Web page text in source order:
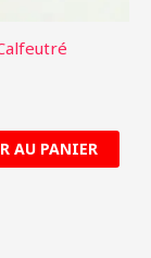
AU PANIER